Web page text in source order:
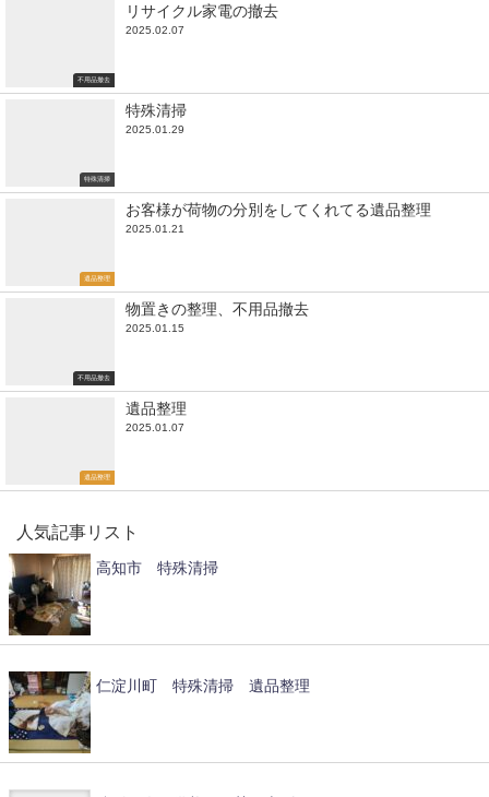
不用品撤去
リサイクル家電の撤去
2025.02.07
特殊清掃
特殊清掃
2025.01.29
遺品整理
お客様が荷物の分別をしてくれてる遺品整理
2025.01.21
不用品撤去
物置きの整理、不用品撤去
2025.01.15
遺品整理
遺品整理
2025.01.07
人気記事リスト
高知市 特殊清掃
仁淀川町 特殊清掃 遺品整理